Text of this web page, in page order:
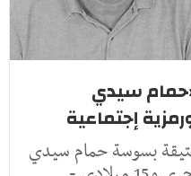
سيدي
إجتماعية
بسوسة حمام سيدي